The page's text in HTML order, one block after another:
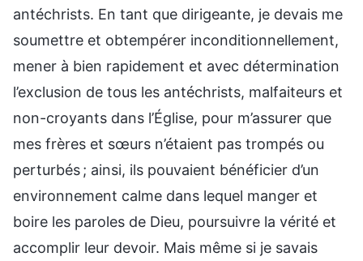
antéchrists. En tant que dirigeante, je devais me
soumettre et obtempérer inconditionnellement,
mener à bien rapidement et avec détermination
l’exclusion de tous les antéchrists, malfaiteurs et
non-croyants dans l’Église, pour m’assurer que
mes frères et sœurs n’étaient pas trompés ou
perturbés ; ainsi, ils pouvaient bénéficier d’un
environnement calme dans lequel manger et
boire les paroles de Dieu, poursuivre la vérité et
accomplir leur devoir. Mais même si je savais